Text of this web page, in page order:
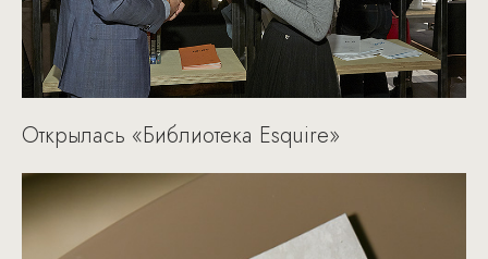
Открылась «Библиотека Esquire»